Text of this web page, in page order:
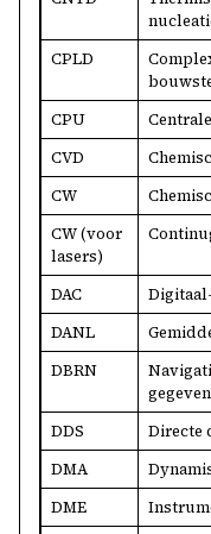
CPLD
CPU
CVD
CW
CW (voor
lasers)
DAC
DANL
DBRN
DDS
Directe
DMA
DME